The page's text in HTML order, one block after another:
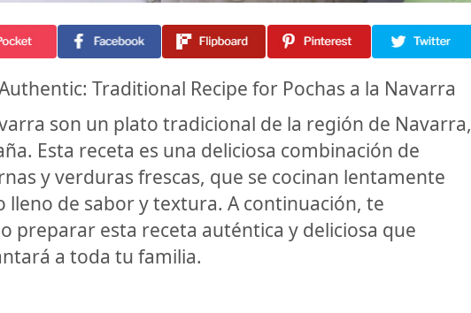
Traditional Recipe for Pochas a la Navarra
son un plato tradicional de la región de Navarra,
Esta receta es una deliciosa combinación de
y verduras frescas, que se cocinan lentamente
lleno de sabor y textura. A continuación, te
preparar esta receta auténtica y deliciosa que
a toda tu familia.